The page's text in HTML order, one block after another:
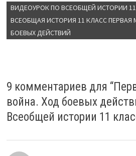
ВИДЕОУРОК ПО ВСЕОБЩЕЙ ИСТОРИИ
ВСЕОБЩАЯ ИСТОРИЯ 11 КЛАСС
БОЕВЫХ ДЕЙСТВИЙ
9 комментариев для “
война. Ход боевых
Всеобщей истории 11